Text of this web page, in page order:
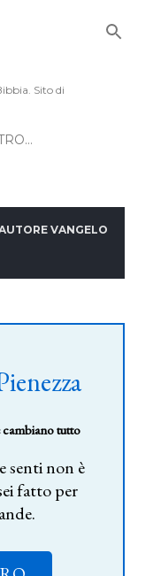
Sito di
VANGELO
cambiano tutto
senti non è
fatto per